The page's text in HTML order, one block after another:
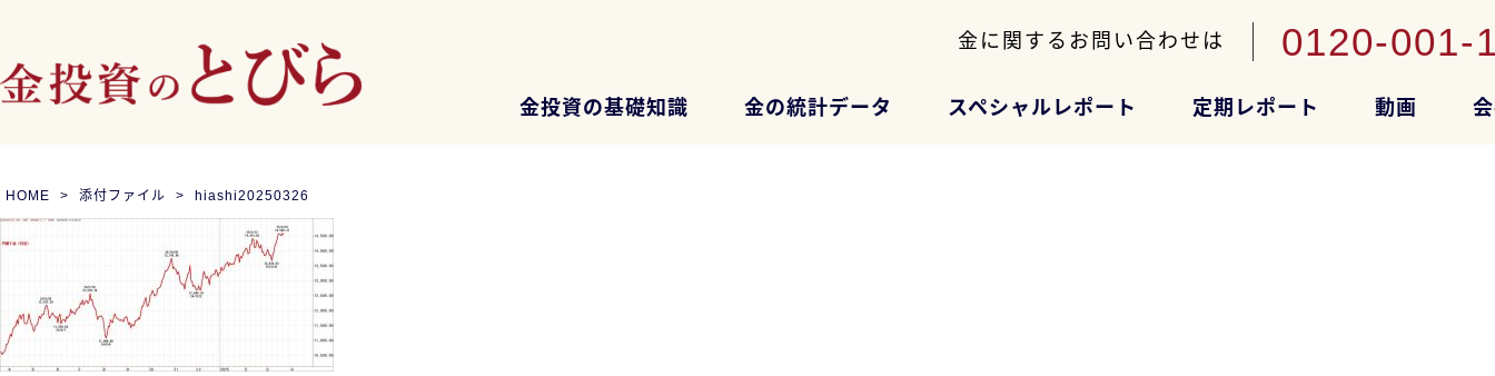
金に関するお問い合わせは 0120-001-
金投資の基礎知識 金の統計データ スペシャルレポート 定期レポート 動画
HOME 添付ファイル hiashi20250326